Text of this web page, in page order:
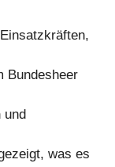
Bundesheer
und
was es